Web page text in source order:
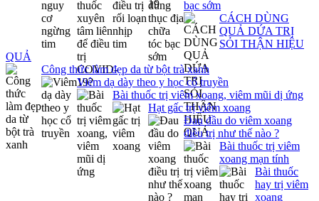
bạc sớm
CÁCH DÙNG
QUẢ DỨA TRỊ
SỎI THẬN HIỆU
QUẢ
Công thức làm đẹp da từ bột trà xanh
Viêm dạ dày theo y học cổ truyền
Bài thuốc trị viêm xoang, viêm mũi dị ứng
Hạt gấc trị viêm xoang
Đau đầu do viêm xoang
điều trị như thế nào ?
Bài thuốc trị viêm
xoang mạn tính
Bài thuốc
hay trị viêm
xoang